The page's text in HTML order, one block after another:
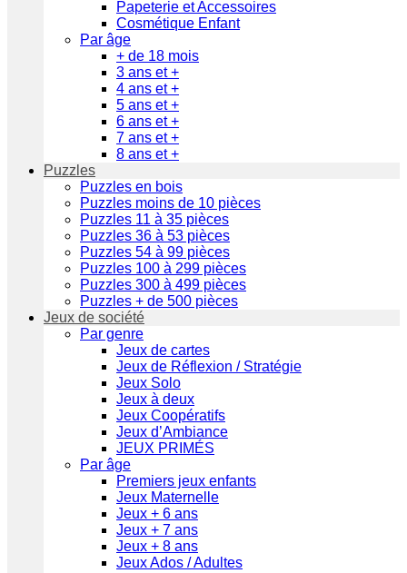
Papeterie et Accessoires
Cosmétique Enfant
Par âge
+ de 18 mois
3 ans et +
4 ans et +
5 ans et +
6 ans et +
7 ans et +
8 ans et +
Puzzles
Puzzles en bois
Puzzles moins de 10 pièces
Puzzles 11 à 35 pièces
Puzzles 36 à 53 pièces
Puzzles 54 à 99 pièces
Puzzles 100 à 299 pièces
Puzzles 300 à 499 pièces
Puzzles + de 500 pièces
Jeux de société
Par genre
Jeux de cartes
Jeux de Réflexion / Stratégie
Jeux Solo
Jeux à deux
Jeux Coopératifs
Jeux d’Ambiance
JEUX PRIMÉS
Par âge
Premiers jeux enfants
Jeux Maternelle
Jeux + 6 ans
Jeux + 7 ans
Jeux + 8 ans
Jeux Ados / Adultes